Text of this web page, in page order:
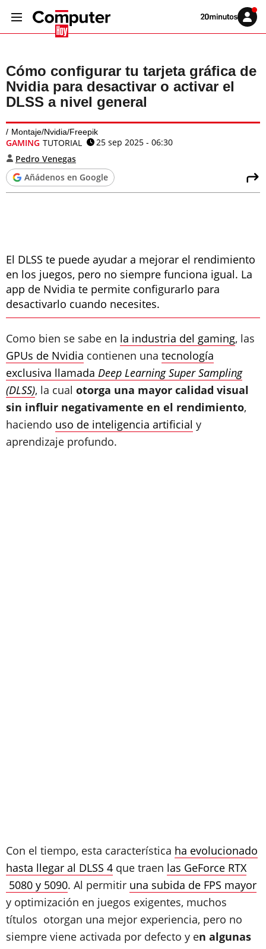
Volver
Iniciar
sesión
Cómo configurar tu tarjeta gráfica de
Nvidia para desactivar o activar el
DLSS a nivel general
Montaje/Nvidia/Freepik
GAMING TUTORIAL
25 sep 2025 - 06:30
Pedro Venegas
Añádenos en Google
El DLSS te puede ayudar a mejorar el rendimiento
en los juegos, pero no siempre funciona igual. La
app de Nvidia te permite configurarlo para
desactivarlo cuando necesites.
Como bien se sabe en la industria del gaming, las
GPUs de Nvidia contienen una tecnología
exclusiva llamada Deep Learning Super Sampling
(DLSS), la cual otorga una mayor calidad visual
sin influir negativamente en el rendimiento,
haciendo uso de inteligencia artificial y
aprendizaje profundo.
Con el tiempo, esta característica ha evolucionado
hasta llegar al DLSS 4 que traen las GeForce RTX
5080 y 5090. Al permitir una subida de FPS mayor
y optimización en juegos exigentes, muchos
títulos otorgan una mejor experiencia, pero no
siempre viene activada por defecto y en algunas